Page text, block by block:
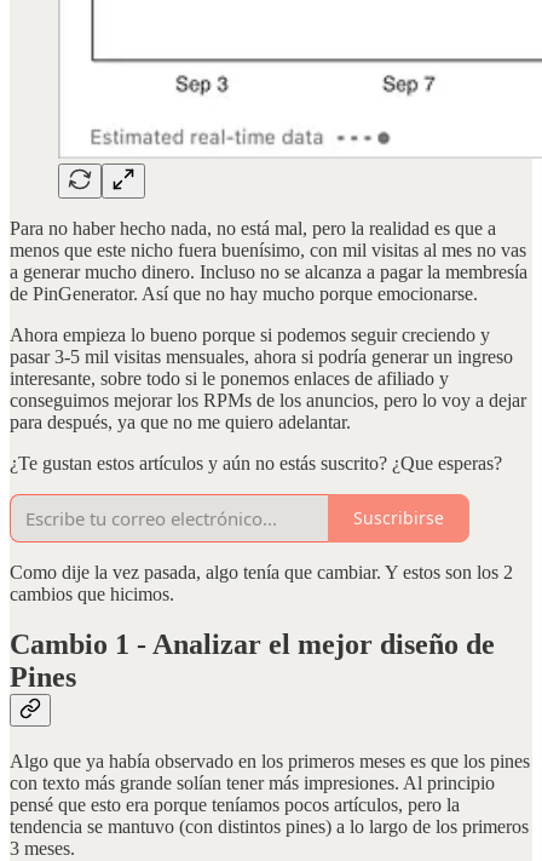
Para no haber hecho nada, no está mal, pero la realidad es que a
menos que este nicho fuera buenísimo, con mil visitas al mes no vas
a generar mucho dinero. Incluso no se alcanza a pagar la membresía
de PinGenerator. Así que no hay mucho porque emocionarse.
Ahora empieza lo bueno porque si podemos seguir creciendo y
pasar 3-5 mil visitas mensuales, ahora si podría generar un ingreso
interesante, sobre todo si le ponemos enlaces de afiliado y
conseguimos mejorar los RPMs de los anuncios, pero lo voy a dejar
para después, ya que no me quiero adelantar.
¿Te gustan estos artículos y aún no estás suscrito? ¿Que esperas?
Suscribirse
Como dije la vez pasada, algo tenía que cambiar. Y estos son los 2
cambios que hicimos.
Cambio 1 - Analizar el mejor diseño de
Pines
Algo que ya había observado en los primeros meses es que los pines
con texto más grande solían tener más impresiones. Al principio
pensé que esto era porque teníamos pocos artículos, pero la
tendencia se mantuvo (con distintos pines) a lo largo de los primeros
3 meses.